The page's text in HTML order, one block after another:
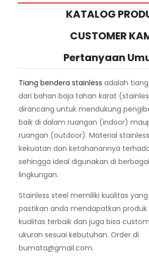
KATALOG
CUSTOMER
Pertanyaan
Tiang bendera stainless adalah
dari bahan baja tahan karat
dirancang untuk mendukung
baik di dalam ruangan (indoor)
ruangan (outdoor). Material
kekuatan dan ketahanannya
sehingga ideal digunakan di
lingkungan.
Stainless steel memiliki kualitas
pastikan anda mendapatkan produk
kualitas terbaik dan juga bisa
ukuran sesuai kebutuhan. Order di
bumata@gmail.com.